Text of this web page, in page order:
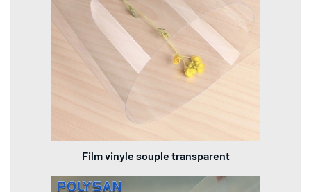
Film vinyle souple transparent